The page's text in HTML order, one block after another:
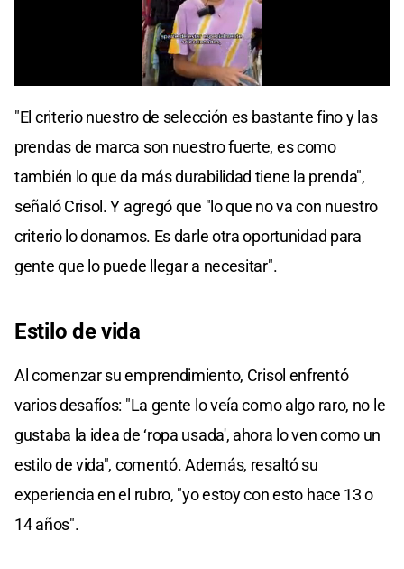
of
seconds
"El criterio nuestro de selección es bastante fino y las
prendas de marca son nuestro fuerte, es como
también lo que da más durabilidad tiene la prenda",
señaló Crisol. Y agregó que "lo que no va con nuestro
criterio lo donamos. Es darle otra oportunidad para
gente que lo puede llegar a necesitar".
Estilo de vida
Al comenzar su emprendimiento, Crisol enfrentó
varios desafíos: "La gente lo veía como algo raro, no le
gustaba la idea de ‘ropa usada', ahora lo ven como un
estilo de vida", comentó. Además, resaltó su
experiencia en el rubro, "yo estoy con esto hace 13 o
14 años".